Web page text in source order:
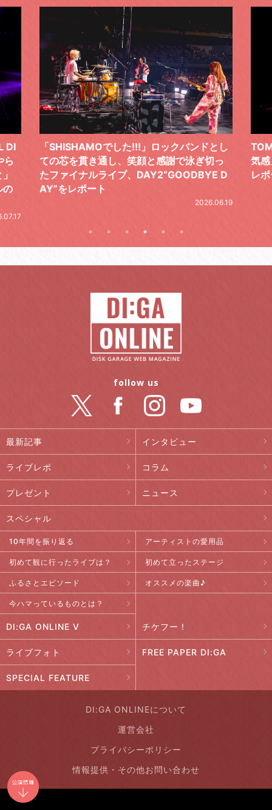
し
っ
D
TOMOO、３台の鍵盤で「6月から7月の空
気感」を鮮やかに描いた、FC限定ライブを
レポート
筋
の
と
最新記事 インタビュー
ライブレポ コラム
プレゼント ニュース
スペシャル
10年間を振り返る アーティストの愛用品
初めて観に行ったライブは？ 初めて立ったステージ
ふるさとエピソード オススメの楽曲♪
今ハマっているものとは？
DI:GA ONLINE V チケフー！
ライブフォト FREE PAPER DI:GA
SPECIAL FEATURE
follow us
DI:GA ONLINEについて
運営会社
プライバシーポリシー
情報提供・その他お問い合わせ